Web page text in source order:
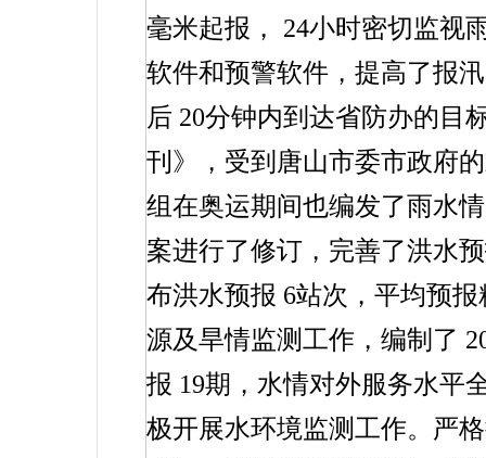
毫米起报， 24小时密切监视
软件和预警软件，提高了报
后 20分钟内到达省防办的目
刊》，受到唐山市委市政府
组在奥运期间也编发了雨水
案进行了修订，完善了洪水
布洪水预报 6站次，平均预
源及旱情监测工作，编制了
报 19期，水情对外服务水平
极开展水环境监测工作。严